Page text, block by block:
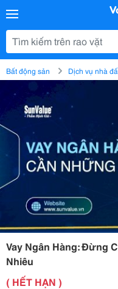
Bất động sản Dịch vụ nhà
Vay Ngân Hàng: Đừng
Nhiêu
( HẾT HẠN )